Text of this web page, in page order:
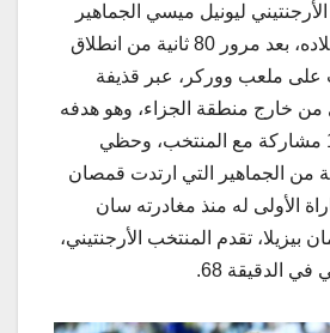
ليونيل ميسي الجماهير
بهدف رائع لمنتخب بلاده، بعد مرور 80 ثانية من انطلاق
على ملعب ووركر، عبر قذيفة
من خارج منطقة الجزاء، وهو هدفه
الدولي 104 في 176 مشاركة مع المنتخب، وحظي
من الجماهير التي ارتدت قمصان
الأولى له منذ مغادرته سان
تقدم المنتخب الأرجنتيني،
الدقيقة 68.